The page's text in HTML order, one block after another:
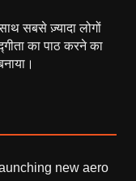
सबसे ज़्यादा लोगों
का पाठ करने का
new aero